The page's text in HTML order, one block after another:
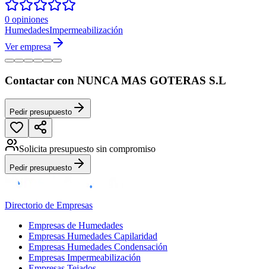
0 opiniones
HumedadesImpermeabilización
Ver empresa
Contactar con NUNCA MAS GOTERAS S.L
Pedir presupuesto
Solicita presupuesto sin compromiso
Pedir presupuesto
Directorio de Empresas
Empresas de Humedades
Empresas Humedades Capilaridad
Empresas Humedades Condensación
Empresas Impermeabilización